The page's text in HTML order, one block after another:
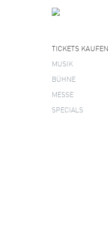
TICKETS KAUFEN
MUSIK
BÜHNE
MESSE
SPECIALS